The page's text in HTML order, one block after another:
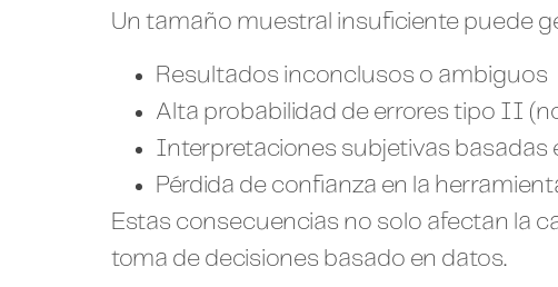
Un tamaño muestral insuficiente puede
Resultados inconclusos o ambiguos
Alta probabilidad de errores tipo II
Interpretaciones subjetivas basadas
Pérdida de confianza en la
Estas consecuencias no solo afectan la
toma de decisiones basado en datos.